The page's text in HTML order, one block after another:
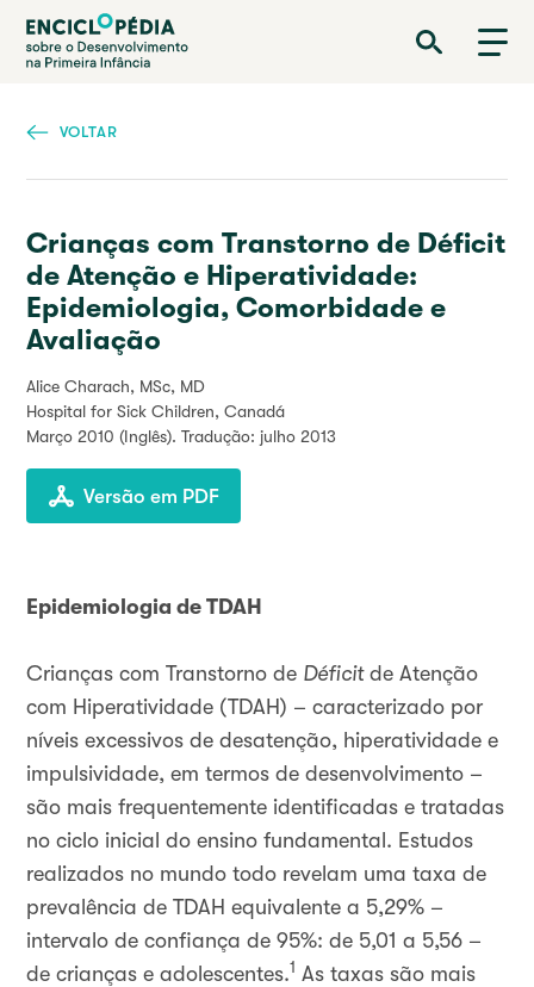
Passar
para
principal
Enciclopédia sobre o Desenvolvimento na Primeira Infância
VOLTAR
Crianças com Transtorno de Déficit
de Atenção e Hiperatividade:
Epidemiologia, Comorbidade e
Avaliação
Alice Charach, MSc, MD
Hospital for Sick Children, Canadá
Março 2010 (Inglês). Tradução: julho 2013
Versão em PDF
Epidemiologia de TDAH
Crianças com Transtorno de Déficitde Atenção
com Hiperatividade (TDAH) – caracterizado por
níveis excessivos de desatenção, hiperatividade e
impulsividade, em termos de desenvolvimento –
são mais frequentemente identificadas e tratadas
no ciclo inicial do ensino fundamental. Estudos
realizados no mundo todo revelam uma taxa de
prevalência de TDAH equivalente a 5,29% –
intervalo de confiança de 95%: de 5,01 a 5,56 –
de crianças e adolescentes.1 As taxas são mais